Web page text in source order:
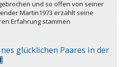
und so offen von seiner
Martin1973 erzählt seine
Erfahrung stammen
glücklichen Paares in der